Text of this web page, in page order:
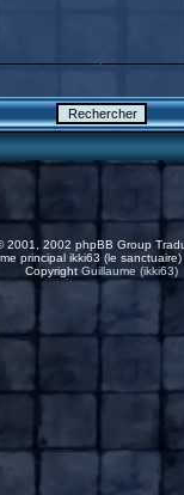
2001, 2002 phpBB Group
principal ikki63 (le
Copyright Guillaume (ikki63)